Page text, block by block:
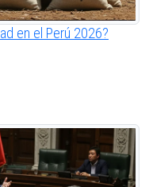
en el Perú 2026?